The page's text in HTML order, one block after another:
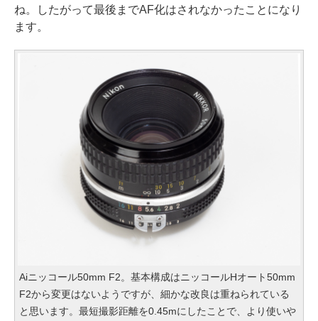
ね。したがって最後までAF化はされなかったことになり
ます。
Aiニッコール50mm F2。基本構成はニッコールHオート50mm
F2から変更はないようですが、細かな改良は重ねられている
と思います。最短撮影距離を0.45mにしたことで、より使いや